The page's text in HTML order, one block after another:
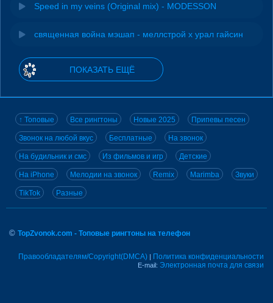
Speed in my veins (Original mix) - MODESSON
священная война мэшап - меллстрой х урал гайсин
ПОКАЗАТЬ ЕЩЁ
↑ Топовые Все рингтоны Новые 2025 Припевы песен
Звонок на любой вкус Бесплатные На звонок
На будильник и смс Из фильмов и игр Детские
На iPhone Мелодии на звонок Remix Marimba Звуки
TikTok Разные
© TopZvonok.com - Топовые рингтоны на телефон
Правообладателям/Copyright(DMCA) | Политика конфиденциальности
E-mail: Электронная почта для связи